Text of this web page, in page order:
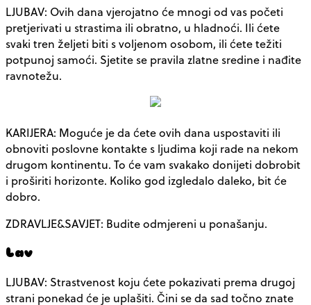
LJUBAV: Ovih dana vjerojatno će mnogi od vas početi
pretjerivati u strastima ili obratno, u hladnoći. Ili ćete
svaki tren željeti biti s voljenom osobom, ili ćete težiti
potpunoj samoći. Sjetite se pravila zlatne sredine i nađite
ravnotežu.
KARIJERA: Moguće je da ćete ovih dana uspostaviti ili
obnoviti poslovne kontakte s ljudima koji rade na nekom
drugom kontinentu. To će vam svakako donijeti dobrobit
i proširiti horizonte. Koliko god izgledalo daleko, bit će
dobro.
ZDRAVLJE&SAVJET: Budite odmjereni u ponašanju.
Lav
LJUBAV: Strastvenost koju ćete pokazivati prema drugoj
strani ponekad će je uplašiti. Čini se da sad točno znate